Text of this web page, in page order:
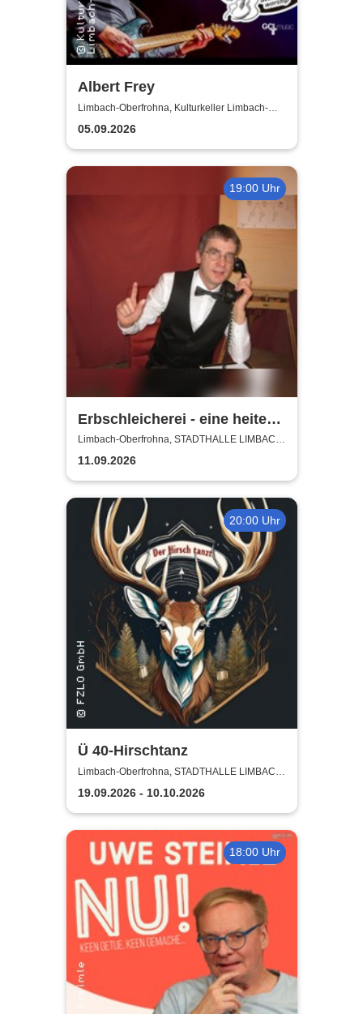
Albert Frey
Limbach-Oberfrohna, Kulturkeller Limbach-
Oberfrohna
05.09.2026
19:00 Uhr
Erbschleicherei - eine heitere
Rechtsberatung
Limbach-Oberfrohna, STADTHALLE LIMBACH-
OBERFROHNA
11.09.2026
20:00 Uhr
Ü 40-Hirschtanz
Limbach-Oberfrohna, STADTHALLE LIMBACH-
OBERFROHNA
19.09.2026 - 10.10.2026
18:00 Uhr